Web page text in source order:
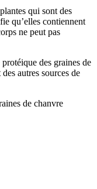
qui sont des
qu’elles contiennent
ne peut pas
des graines de
autres sources de
de chanvre